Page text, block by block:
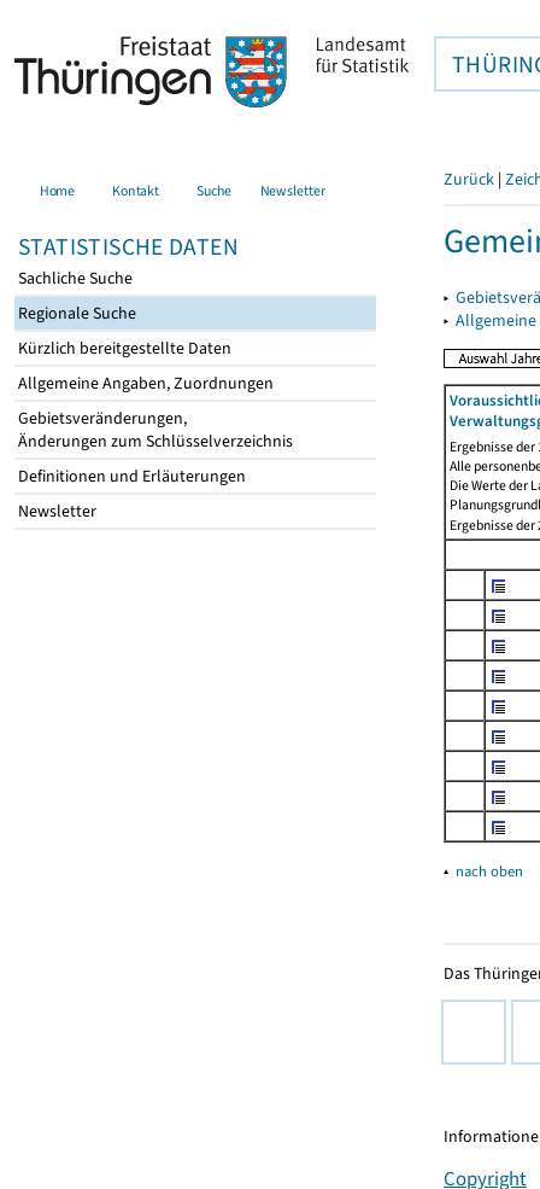
Home Kontakt Suche Newsletter
STATISTISCHE DATEN
Sachliche Suche
Regionale Suche
Kürzlich bereitgestellte Daten
Allgemeine Angaben, Zuordnungen
Gebietsveränderungen,
Änderungen zum Schlüsselverzeichnis
Definitionen und Erläuterungen
Newsletter
Zurück |
▸
▸
Ergebnisse
Alle
Die Werte der
Ergebnisse
▴ nach oben
Das
Copyright